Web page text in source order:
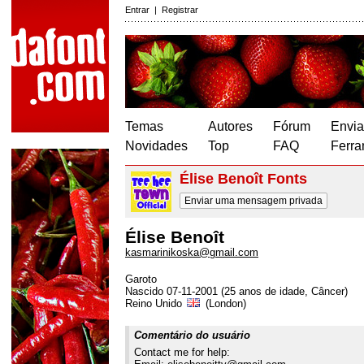
Entrar | Registrar
Temas
Novidades
Autores
Top
Fórum
FAQ
Élise Benoît Fonts
Enviar uma mensagem privada
Élise Benoît
kasmarinikoska@gmail.com
Garoto
Nascido 07-11-2001 (25 anos de idade, Câncer)
Reino Unido
(London)
Comentário do usuário
Contact me for help: